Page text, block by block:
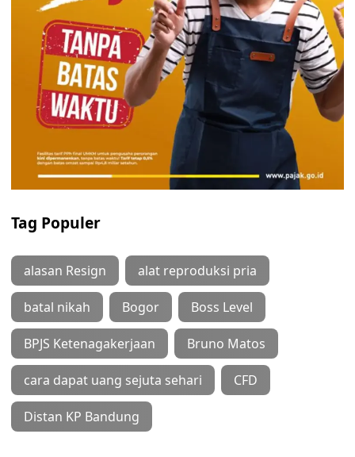
Tag Populer
alasan Resign alat reproduksi pria
batal nikah Bogor Boss Level
BPJS Ketenagakerjaan Bruno Matos
cara dapat uang sejuta sehari CFD
Distan KP Bandung